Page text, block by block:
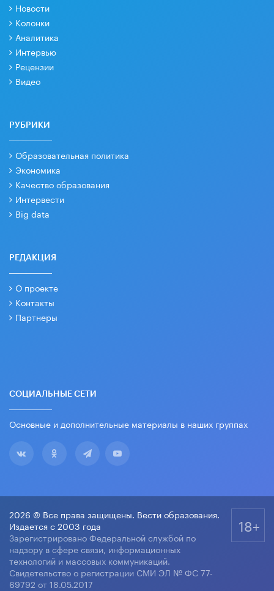
Новости
Колонки
Аналитика
Интервью
Рецензии
Видео
РУБРИКИ
Образовательная политика
Экономика
Качество образования
Интервести
Big data
РЕДАКЦИЯ
О проекте
Контакты
Партнеры
СОЦИАЛЬНЫЕ СЕТИ
Основные и дополнительные материалы в наших группах
2026 © Все права защищены. Вести образования.
Издается с 2003 года
Зарегистрировано Федеральной службой по
надзору в сфере связи, информационных
технологий и массовых коммуникаций.
Свидетельство о регистрации СМИ ЭЛ № ФС 77-
69792 от 18.05.2017
18+